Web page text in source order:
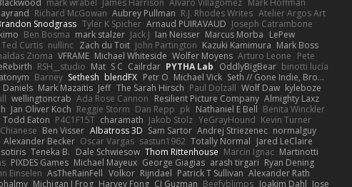
mark wrabel James Harrison Alvaro Villagomez Mark Hoffman
Richard McGowan Aubrey Pullman R.J. Rhodes Writes Atelier Argos Art
Snodgrass Tyler K Spicher Arnaud PUIRAVAUD Joseph Catrambone
Ben Bosma mark stalzer Jack J Ian Neisser Marcus Morba LePew
Ted Curtis nullinc Zach du Toit John Partington Kazuki Kamimura Mark Boss
Zioma VFRAME Michael Whiteside Wolfer Moyens Arturo Leone Pete
RSH__studio Mat S C Cailrdar PYTHA Lab OddlyBigBear binotti lucia
Barney Sethesh blendFX Petr O Michael Vick Seth // Gone Indie, Bro...
Daniels Mark Mazaitis Jeff The Sarah Hirsch Paul Dolzall Wolf Daw kyleboze
wellingtoncrab Ada Rose Cannon Resilient Picture Company Almighty Laxz
Jan Oliver Koch Reggie Storm Dan Repp pk Nathaniel E Bell Benita Winckler
Todd Eaton P4C1F15T charamath Jakob Stolz YeGrayHound Kevin Turner
Ben Visser Albatross 3D Sam Sartor Andrej Striezenec normalguy
Alexander Becker Oscar Vargas sastun1962 Totally Normal Jared LeClaire
sotiris Teneka B. Dale Schwiesow Thom Rittenhouse Marcin Ignac Martinotti
PIXDES Games Michael Mayeux George Giagias arash tirgari Ryan Dening
Einselen AsTheRainFell Volkor Rijndael Patrick T Sullivan Alexander Rath
Michigan J Frog Harvey Fong CJ Guzman Beefyblimps Joakim Dahl Jose